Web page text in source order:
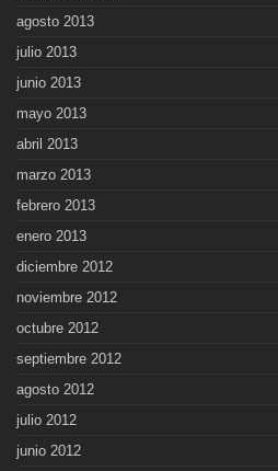
agosto 2013
julio 2013
junio 2013
mayo 2013
abril 2013
marzo 2013
febrero 2013
enero 2013
diciembre 2012
noviembre 2012
octubre 2012
septiembre 2012
agosto 2012
julio 2012
junio 2012